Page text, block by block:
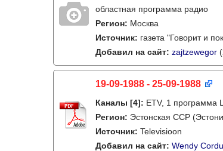
областная программа радио
Регион: Москва
Источник: газета "Говорит и
Добавил на сайт: zajtzewegor
19-09-1988 - 25-09-1988
Каналы [4]: ETV, 1 программа
Регион: Эстонская ССР
Источник: Televisioon
Добавил на сайт: Wendy